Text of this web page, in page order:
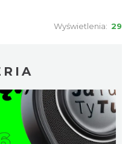
Wyświetlenia: 29